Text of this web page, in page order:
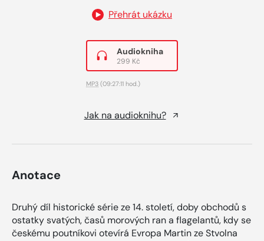
Přehrát ukázku
Audiokniha
299 Kč
MP3 (09:27:11 hod.)
Jak na audioknihu?
Anotace
Druhý díl historické série ze 14. století, doby obchodů s
ostatky svatých, časů morových ran a flagelantů, kdy se
českému poutníkovi otevírá Evropa Martin ze Stvolna